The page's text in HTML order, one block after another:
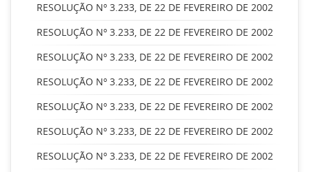
RESOLUÇÃO Nº 3.233, DE 22 DE FEVEREIRO DE 2002
RESOLUÇÃO Nº 3.233, DE 22 DE FEVEREIRO DE 2002
RESOLUÇÃO Nº 3.233, DE 22 DE FEVEREIRO DE 2002
RESOLUÇÃO Nº 3.233, DE 22 DE FEVEREIRO DE 2002
RESOLUÇÃO Nº 3.233, DE 22 DE FEVEREIRO DE 2002
RESOLUÇÃO Nº 3.233, DE 22 DE FEVEREIRO DE 2002
RESOLUÇÃO Nº 3.233, DE 22 DE FEVEREIRO DE 2002